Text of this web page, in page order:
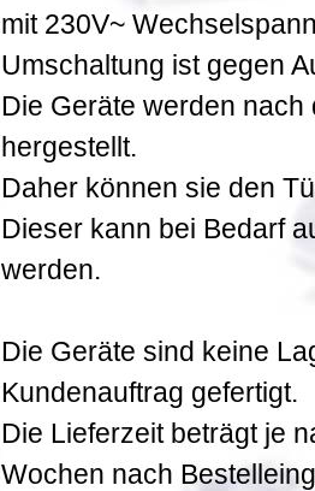
mit 230V~
Umschaltung ist gegen
Die Geräte werden
hergestellt.
Daher können sie den
Dieser kann bei Bedarf
werden.
Die Geräte sind keine
Kundenauftrag gefertigt.
Die Lieferzeit beträgt je
Wochen nach